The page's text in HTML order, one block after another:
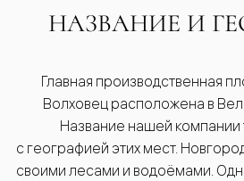
НАЗВАНИЕ И
Главная производственная
Волховец расположена в
Название нашей компании
с географией этих мест.
своими лесами и водоёмами.